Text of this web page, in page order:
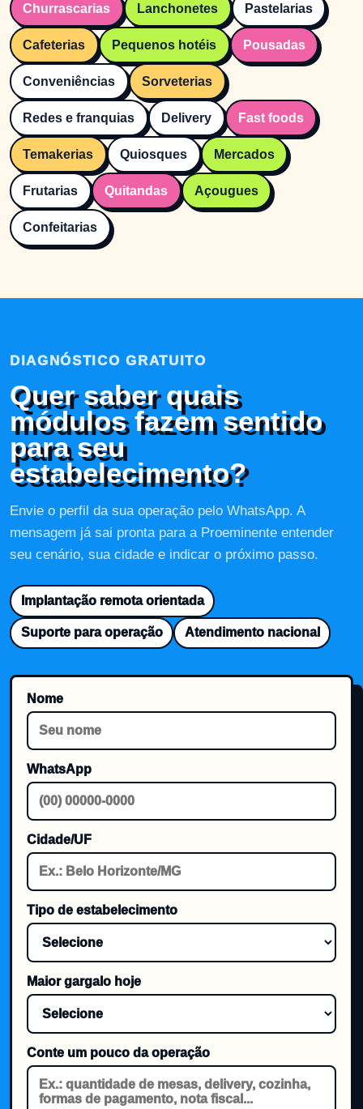
Churrascarias Lanchonetes Pastelarias
Cafeterias Pequenos hotéis Pousadas
Conveniências Sorveterias
Redes e franquias Delivery Fast foods
Temakerias Quiosques Mercados
Frutarias Quitandas Açougues
Confeitarias
DIAGNÓSTICO GRATUITO
Quer saber quais
módulos fazem sentido
para seu
estabelecimento?
Envie o perfil da sua operação pelo WhatsApp. A
mensagem já sai pronta para a Proeminente entender
seu cenário, sua cidade e indicar o próximo passo.
Implantação remota orientada
Suporte para operação Atendimento nacional
Nome
WhatsApp
Cidade/UF
Tipo de estabelecimento
Maior gargalo hoje
Conte um pouco da operação